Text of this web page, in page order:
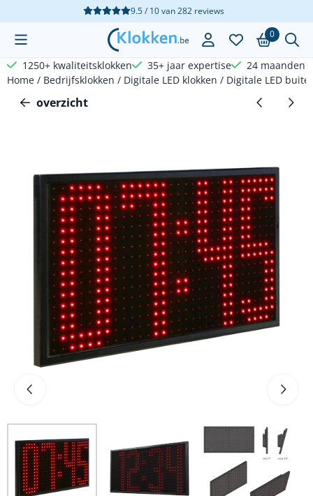
Cookievoorkeuren zijn beschikbaar. Kies instellingen of sta
9.5 / 10van282reviews
0
1250+ kwaliteitsklokken 35+ jaar expertise
24 maanden
Home / Bedrijfsklokken / Digitale LED klokken / Digitale LED
overzicht